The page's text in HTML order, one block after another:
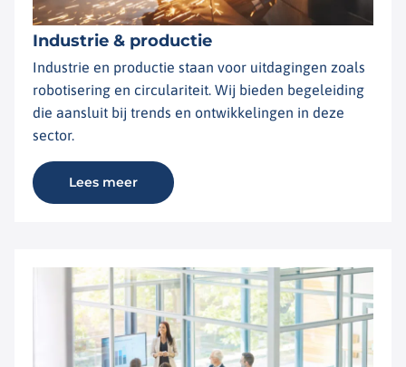
Industrie & productie
Industrie en productie staan voor uitdagingen zoals
robotisering en circulariteit. Wij bieden begeleiding
die aansluit bij trends en ontwikkelingen in deze
sector.
Lees meer